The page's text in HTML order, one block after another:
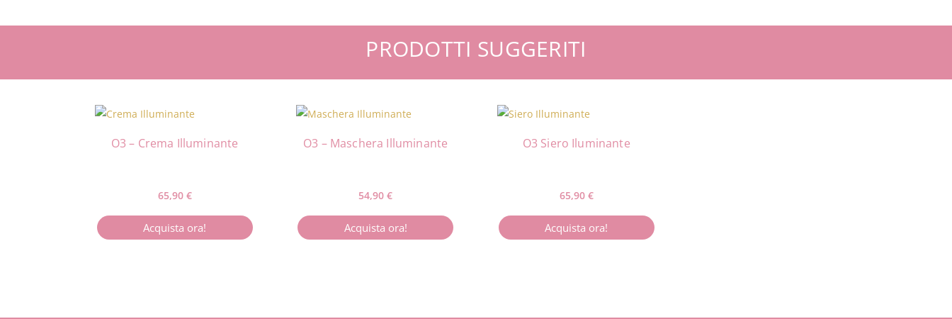
PRODOTTI SUGGERITI
O3 – Crema Illuminante
65,90 €
Acquista ora!
O3 – Maschera Illuminante
54,90€
Acquista ora!
O3 Siero Iluminante
65,90 €
Acquista ora!